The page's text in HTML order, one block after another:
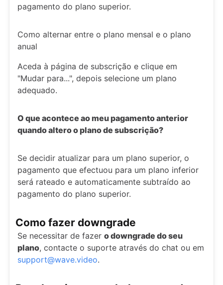
pagamento do plano superior.
Como alternar entre o plano mensal e o plano
anual
Aceda à página de subscrição e clique em
"Mudar para...", depois selecione um plano
adequado.
O que acontece ao meu pagamento anterior
quando altero o plano de subscrição?
Se decidir atualizar para um plano superior, o
pagamento que efectuou para um plano inferior
será rateado e automaticamente subtraído ao
pagamento do plano superior.
Como fazer downgrade
Se necessitar de fazer o downgrade do seu
plano, contacte o suporte através do chat ou em
support@wave.video.